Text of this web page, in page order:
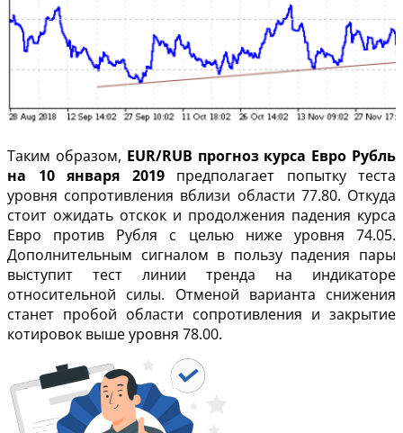
Таким образом, EUR/RUB прогноз курса Евро Рубль
на 10 января 2019предполагает попытку теста
уровня сопротивления вблизи области 77.80. Откуда
стоит ожидать отскок и продолжения падения курса
Евро против Рубля с целью ниже уровня 74.05.
Дополнительным сигналом в пользу падения пары
выступит тест линии тренда на индикаторе
относительной силы. Отменой варианта снижения
станет пробой области сопротивления и закрытие
котировок выше уровня 78.00.